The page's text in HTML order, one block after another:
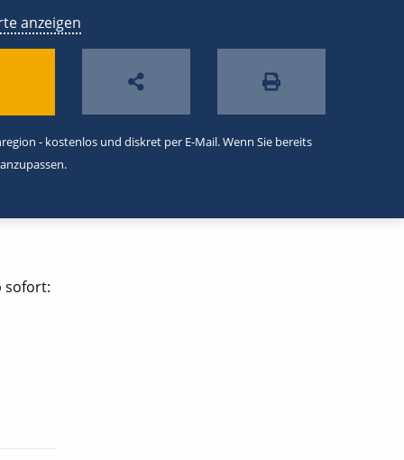
anzeigen
- kostenlos und diskret per E-Mail. Wenn Sie bereits
sofort: